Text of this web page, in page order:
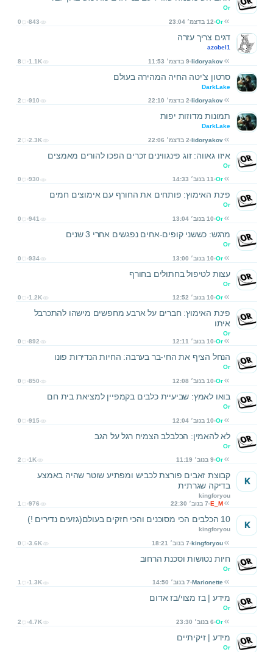
Or
Or 12 בדצמ׳ 23:04 0 843
דגים צריך עזרה
azobel1
lidoryakov 9 בדצמ׳ 11:53 8 1.1K
סרטון צ'יטה החיה המהירה בעולם
DarkLake
lidoryakov 2 בדצמ׳ 22:10 2 910
תמונות מדוזות יפות
DarkLake
lidoryakov 2 בדצמ׳ 22:06 2 2.3K
איזו גאווה: זוג פינגווינים זכרים הפכו להורים מאמצים
Or
Or 11 בנוב׳ 14:33 0 930
פינת האימוץ: פותחים את החורף עם אימוצים חמים
Or
Or 10 בנוב׳ 13:04 0 941
מרגש: כששני קופים-אחים נפגשים אחרי 3 שנים
Or
Or 10 בנוב׳ 13:00 0 934
עצות לטיפול בחתולים בחורף
Or
Or 10 בנוב׳ 12:52 0 1.2K
פינת האימוץ: חברים על ארבע מחפשים מישהו להתכרבל
איתו
Or
Or 10 בנוב׳ 12:11 0 892
הנחל הציף את החי-בר בערבה: החיות הנדירות פונו
Or
Or 10 בנוב׳ 12:08 0 850
בואו לאמץ: שביעיית כלבים בקמפיין למציאת בית חם
Or
Or 10 בנוב׳ 12:04 0 915
לא להאמין: הכלבלב הצמיח רגל על הגב
Or
Or 9 בנוב׳ 11:19 2 1K
קבוצת זאבים פורצת לכביש ומפתיע שוטר שהיה באמצע
בדיקה שגרתית
kingforyou
E_M 7 בנוב׳ 22:30 1 976
K
10 הכלבים הכי מסוכנים והכי חזקים בעולם(גזעים נדירים !)
kingforyou
kingforyou 7 בנוב׳ 18:21 0 3.6K
K
חיות נטושות וסכנת הרחוב
Or
Marionette 7 בנוב׳ 14:50 1 1.3K
מידע | בז מצוי/בז אדום
Or
Or 6 בנוב׳ 23:30 2 4.7K
מידע | זיקיתיים
Or